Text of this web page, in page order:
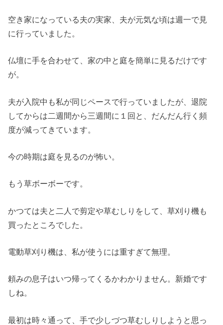
空き家になっている夫の実家、夫が元気な頃は週一で見
に行っていました。
仏壇に手を合わせて、家の中と庭を簡単に見るだけです
が。
夫が入院中も私が同じペースで行っていましたが、退院
してからは二週間から三週間に１回と、だんだん行く頻
度が減ってきています。
今の時期は庭を見るのが怖い。
もう草ボーボーです。
かつては夫と二人で剪定や草むしりをして、草刈り機も
買ったところでした。
電動草刈り機は、私が使うには重すぎて無理。
頼みの息子はいつ帰ってくるかわかりません。新婚です
しね。
最初は時々通って、手で少しづつ草むしりしようと思っ